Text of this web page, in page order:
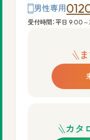
男性専用
受付時間：平日 9:00
カタ